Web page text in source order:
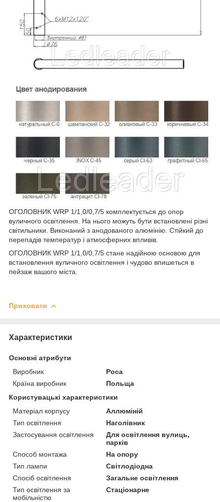
ОГОЛОВНИК WRP 1/1,0/0,7/5 комплектується до опор
вуличного освітлення. На нього можуть бути встановлені різні
світильники. Виконаний з анодованого алюмінію. Стійкий до
перепадів температур і атмосферних впливів.
ОГОЛОВНИК WRP 1/1,0/0,7/5 стане надійною основою для
встановлення вуличного освітлення і чудово впишеться в
пейзаж вашого міста.
Приховати
Характеристики
Основні атрибути
Виробник
Роса
Країна виробник
Польща
Користувацькі характеристики
Матеріал корпусу
Аллюміній
Тип освітлення
Наголівник
Застосування освітлення
Для освітлення вулиць,
парків
Способ монтажа
На опору
Тип лампи
Світлодіодна
Спосіб освітлення
Загальне освітлення
Тип освітлення за
мобільністю
Стаціонарне